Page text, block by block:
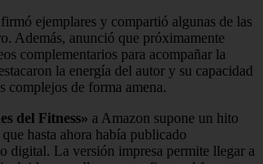
ejemplares y compartió algunas de las
Además, anunció que próximamente
complementarios para acompañar la
la energía del autor y su capacidad
complejos de forma amena.
del Fitness» a Amazon supone un hito
hasta ahora había publicado
digital. La versión impresa permite llegar a